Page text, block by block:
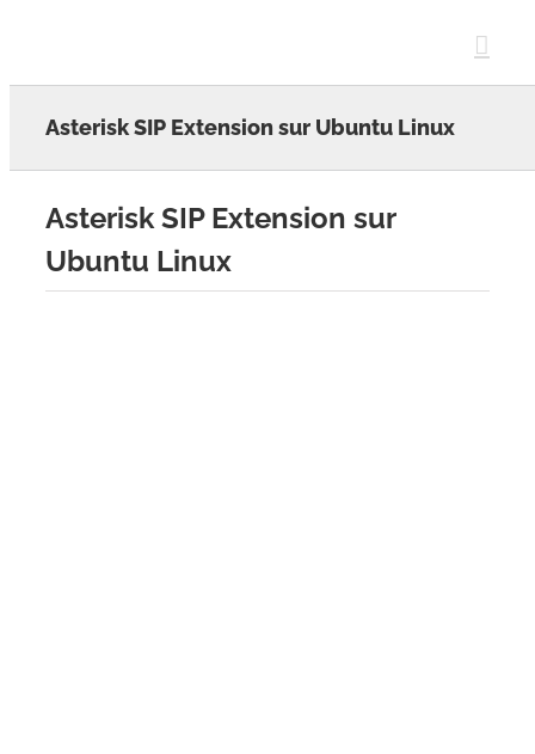
Asterisk SIP Extension sur Ubuntu Linux
Asterisk SIP Extension sur
Ubuntu Linux